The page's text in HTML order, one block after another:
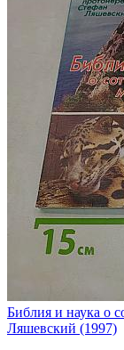
Библия и наука о
Ляшевский (1997)